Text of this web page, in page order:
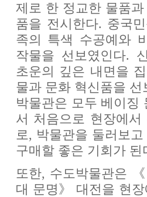
제로 한 정교한 물품
품을 전시한다. 중국
족의 특색 수공예와
작물을 선보였인다.
초운의 깊은 내면을
물과 문화 혁신품을 선
박물관은 모두 베이징
서 처음으로 현장에
로, 박물관을 둘러보
구매할 좋은 기회가 된
또한, 수도박물관은
대 문명》 대전을 현